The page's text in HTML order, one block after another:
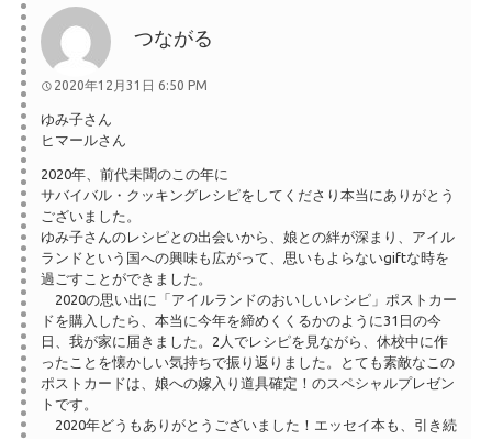
つながる
2020年12月31日 6:50 PM
ゆみ子さん
ヒマールさん
2020年、前代未聞のこの年に
サバイバル・クッキングレシピをしてくださり本当にありがとう
ございました。
ゆみ子さんのレシピとの出会いから、娘との絆が深まり、アイル
ランドという国への興味も広がって、思いもよらないgiftな時を
過ごすことができました。
2020の思い出に「アイルランドのおいしいレシピ」ポストカー
ドを購入したら、本当に今年を締めくくるかのように31日の今
日、我が家に届きました。2人でレシピを見ながら、休校中に作
ったことを懐かしい気持ちで振り返りました。とても素敵なこの
ポストカードは、娘への嫁入り道具確定！のスペシャルプレゼン
トです。
2020年どうもありがとうございました！エッセイ本も、引き続